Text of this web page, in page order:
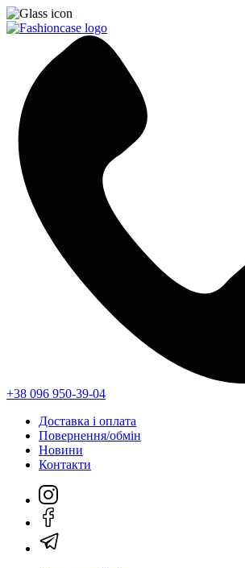
+38 096 950-39-04
Доставка і оплата
Повернення/обмін
Новини
Контакти